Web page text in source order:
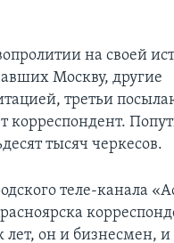
на своей
Москву, другие
третьи
корреспондент.
тысяч черкесов.
теле-канала
он и бизнесмен, и